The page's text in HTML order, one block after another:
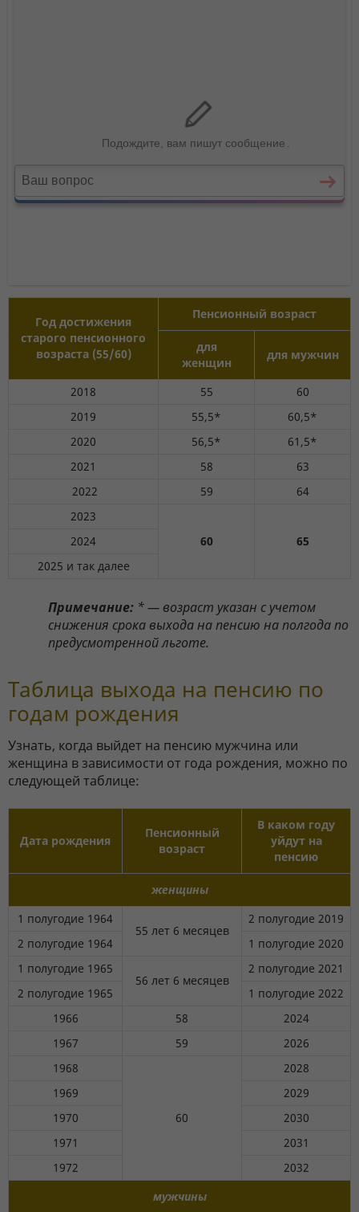
Год достижения
старого пенсионного
возраста (55/60)
Пенсионный возраст
для
женщин
для мужчин
2018 55
60
2019
55,5*
60,5*
2020
56,5*
61,5*
2021
58
63
2022
59
64
2023
60
65
2024
2025 и так далее
Примечание: * — возраст указан с учетом
снижения срока выхода на пенсию на полгода по
предусмотренной льготе.
Таблица выхода на пенсию по
годам рождения
Узнать, когда выйдет на пенсию мужчина или
женщина в зависимости от года рождения, можно по
следующей таблице:
Дата рождения
Пенсионный
возраст
В каком году
уйдут на
пенсию
женщины
1 полугодие 1964
55 лет 6 месяцев
2 полугодие 2019
2 полугодие 1964
1 полугодие 2020
1 полугодие 1965
56 лет 6 месяцев
2 полугодие 2021
2 полугодие 1965
1 полугодие 2022
1966
58
2024
1967
59
2026
1968
60
2028
1969
2029
1970
2030
1971
2031
1972
2032
мужчины